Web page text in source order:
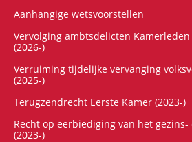
Aanhangige wetsvoorstellen
Vervolging ambtsdelicten
(2026-)
Verruiming tijdelijke vervanging
(2025-)
Terugzendrecht Eerste Kamer (2023-)
Recht op eerbiediging van het
(2023-)